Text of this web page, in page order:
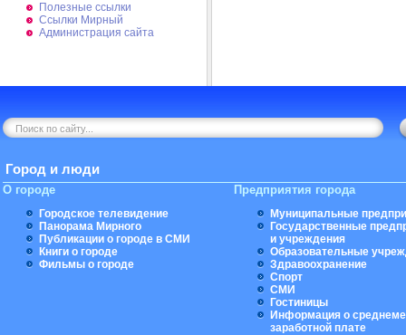
Полезные ссылки
Ссылки Мирный
Администрация сайта
Город и люди
О городе
Городское телевидение
Панорама Мирного
Публикации о городе в СМИ
Книги о городе
Фильмы о городе
Предприятия города
Муниципальные
Государственные
и учреждения
Образовательные
Здравоохранение
Спорт
СМИ
Гостиницы
Информация о
заработной плате